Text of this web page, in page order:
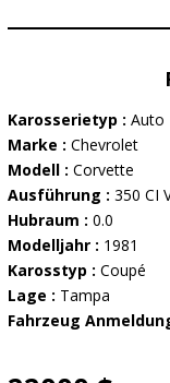
Karosserietyp : Auto
Marke : Chevrolet
Modell : Corvette
Ausführung : 350 CI
Hubraum : 0.0
Modelljahr : 1981
Karosstyp : Coupé
Lage : Tampa
Fahrzeug